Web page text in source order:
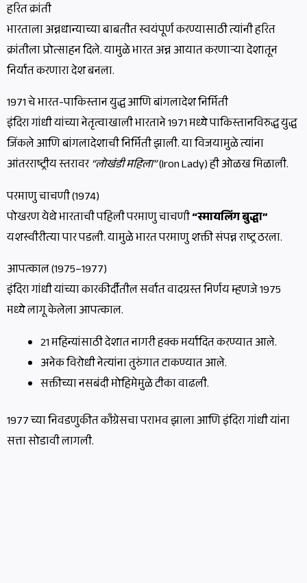
हरित क्रांती
भारताला अन्नधान्याच्या बाबतीत स्वयंपूर्ण करण्यासाठी त्यांनी हरित
क्रांतीला प्रोत्साहन दिले. यामुळे भारत अन्न आयात करणाऱ्या देशातून
निर्यात करणारा देश बनला.
1971 चे भारत-पाकिस्तान युद्ध आणि बांगलादेश निर्मिती
इंदिरा गांधी यांच्या नेतृत्वाखाली भारताने 1971 मध्ये पाकिस्तानविरुद्ध युद्ध
जिंकले आणि बांगलादेशाची निर्मिती झाली. या विजयामुळे त्यांना
आंतरराष्ट्रीय स्तरावर“लोखंडी महिला”(Iron Lady) ही ओळख मिळाली.
परमाणु चाचणी (1974)
पोखरण येथे भारताची पहिली परमाणु चाचणी“स्मायलिंग बुद्धा”
यशस्वीरीत्या पार पडली. यामुळे भारत परमाणु शक्ती संपन्न राष्ट्र ठरला.
आपत्काल (1975–1977)
इंदिरा गांधी यांच्या कारकीर्दीतील सर्वात वादग्रस्त निर्णय म्हणजे 1975
मध्ये लागू केलेला आपत्काल.
21 महिन्यांसाठी देशात नागरी हक्क मर्यादित करण्यात आले.
अनेक विरोधी नेत्यांना तुरुंगात टाकण्यात आले.
सक्तीच्या नसबंदी मोहिमेमुळे टीका वाढली.
1977 च्या निवडणुकीत काँग्रेसचा पराभव झाला आणि इंदिरा गांधी यांना
सत्ता सोडावी लागली.